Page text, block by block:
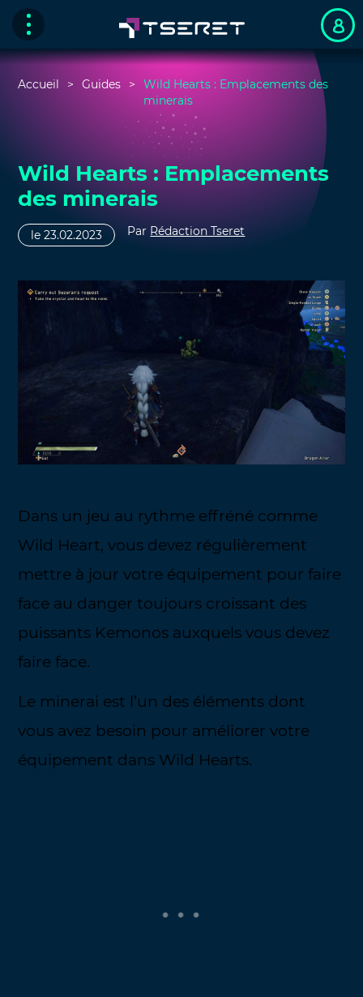
Accueil Guides
Wild Hearts : Emplacements des
minerais
Wild Hearts : Emplacements
des minerais
le 23.02.2023 Par Rédaction Tseret
Dans un jeu au rythme effréné comme
Wild Heart, vous devez régulièrement
mettre à jour votre équipement pour faire
face au danger toujours croissant des
puissants Kemonos auxquels vous devez
faire face.
Le minerai est l’un des éléments dont
vous avez besoin pour améliorer votre
équipement dans Wild Hearts.